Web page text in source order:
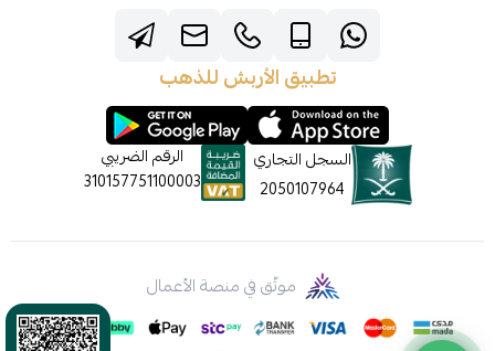
تطبيق الأربش للذهب
السجل التجاري
2050107964
الرقم الضريبي
310157751100003
موثّق في منصة الأعمال